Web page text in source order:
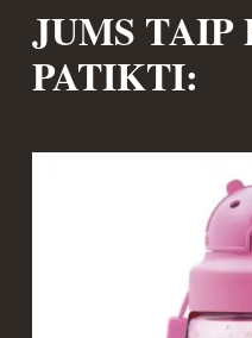
JUMS TAIP
PATIKTI: